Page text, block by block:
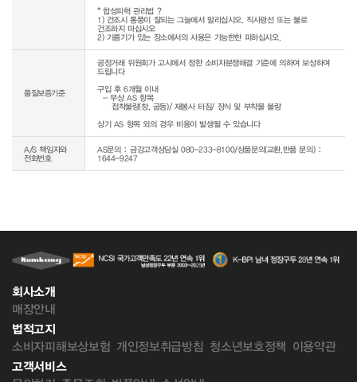
* 합성피혁 관리법 ?
1) 건조시 통풍이 잘되는 그늘에서 말리십시오. 직사광선 또는 불로
건조하지 마십시오
품질보증기준
공정거래 위원회가 고시에서 정한 소비자분쟁해결 기준에 의하여 보상하여
드립니다
구입 후 6개월 이내
  - 무상 AS 항목
상기 AS 항목 외의 경우 비용이 발생될 수 있습니다
A/S 책임자와
전화번호
AS문의 : 금강고객상담실 080-233-8100/상품문의(교환,반품 문의) :
1644-9247
회사소개
매장안내
법적고지
소비자피해보상보험 개인정보취급방침 청소년보호정책 이용약관
고객서비스